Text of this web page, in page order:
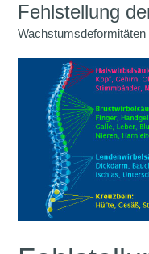
Fehlstellung
Wachstumsdeformitäten